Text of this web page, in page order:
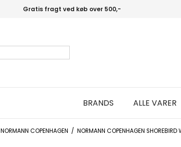
Gratis fragt ved køb over 500,-
BRANDS ALLE VARER
NORMANN COPENHAGEN / NORMANN COPENHAGEN SHOREBIRD